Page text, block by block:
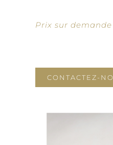
Prix sur demande
CONTACTEZ-